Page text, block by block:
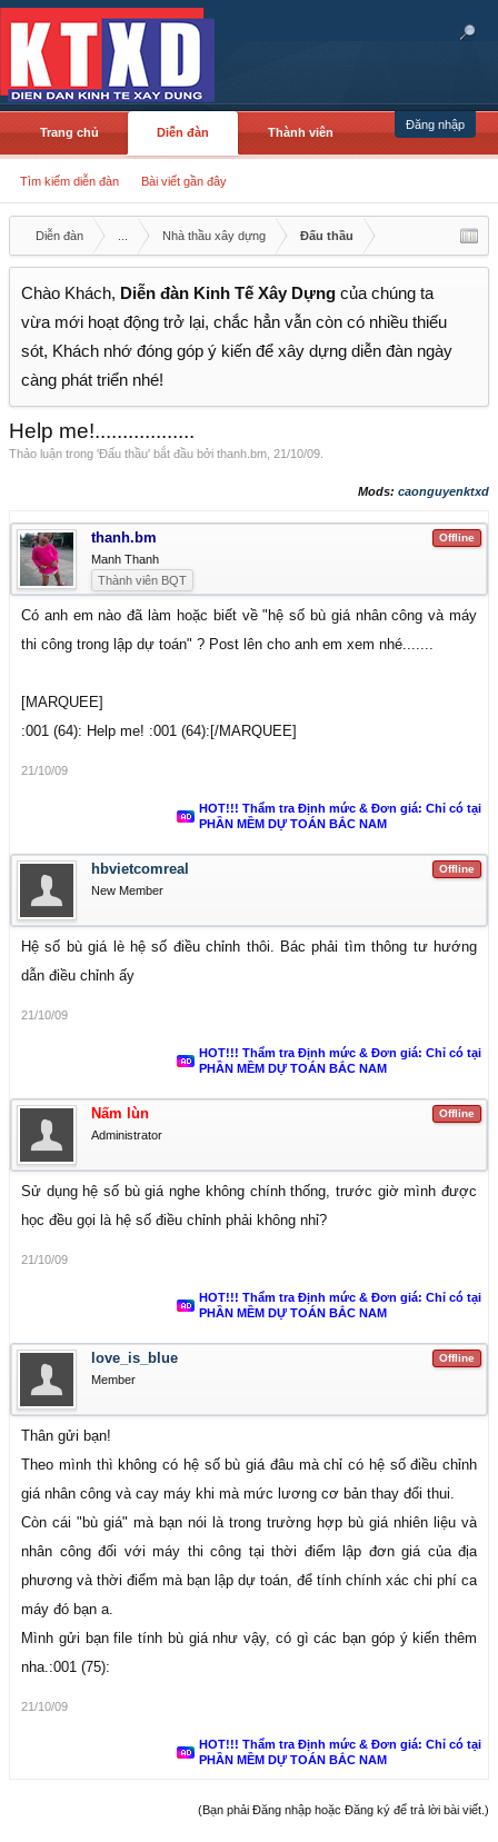
Đăng nhập
Trang chủ Diễn đàn
Tìm kiếm diễn đàn Bài viết gần đây
Thành viên
Diễn đàn Nhà thầu xây dựng Đấu thầu
Chào Khách, Diễn đàn Kinh Tế Xây Dựng của chúng ta
vừa mới hoạt động trở lại, chắc hẳn vẫn còn có nhiều thiếu
sót, Khách nhớ đóng góp ý kiến để xây dựng diễn đàn ngày
càng phát triển nhé!
Help me!..................
Thảo luận trong 'Đấu thầu' bắt đầu bởi thanh.bm 21/10/09
Mods: caonguyenktxd
Offline
thanh.bm
Manh Thanh
Thành viên BQT
Có anh em nào đã làm hoặc biết về "hệ số bù giá nhân công và máy
thi công trong lập dự toán" ? Post lên cho anh em xem nhé.......
[MARQUEE]
:001 (64): Help me! :001 (64):[/MARQUEE]
21/10/09
HOT!!! Thẩm tra Định mức & Đơn giá: Chỉ có tại
PHẦN MỀM DỰ TOÁN BẮC NAM
Offline
hbvietcomreal
New Member
Hệ số bù giá lè hệ số điều chỉnh thôi. Bác phải tìm thông tư hướng
dẫn điều chỉnh ấy
21/10/09
HOT!!! Thẩm tra Định mức & Đơn giá: Chỉ có tại
PHẦN MỀM DỰ TOÁN BẮC NAM
Offline
Nấm lùn
Administrator
Sử dụng hệ số bù giá nghe không chính thống, trước giờ mình được
học đều gọi là hệ số điều chỉnh phải không nhỉ?
21/10/09
HOT!!! Thẩm tra Định mức & Đơn giá: Chỉ có tại
PHẦN MỀM DỰ TOÁN BẮC NAM
Offline
love_is_blue
Member
Thân gửi bạn!
Theo mình thì không có hệ số bù giá đâu mà chỉ có hệ số điều chỉnh
giá nhân công và cay máy khi mà mức lương cơ bản thay đổi thui.
Còn cái "bù giá" mà bạn nói là trong trường hợp bù giá nhiên liệu và
nhân công đối với máy thi công tại thời điểm lập đơn giá của địa
phương và thời điểm mà bạn lập dự toán, để tính chính xác chi phí ca
máy đó bạn a.
Mình gửi bạn file tính bù giá như vậy, có gì các bạn góp ý kiến thêm
nha.:001 (75):
21/10/09
HOT!!! Thẩm tra Định mức & Đơn giá: Chỉ có tại
PHẦN MỀM DỰ TOÁN BẮC NAM
(Bạn phải Đăng nhập hoặc Đăng ký để trả lời bài viết.)